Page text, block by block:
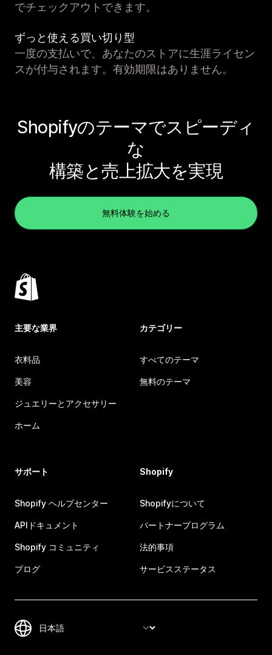
でチェックアウトできます。
ずっと使える買い切り型
一度の支払いで、あなたのストアに生涯ライセン
スが付与されます。有効期限はありません。
Shopifyのテーマでスピーディ
な
構築と売上拡大を実現
無料体験を始める
主要な業界
衣料品
美容
ジュエリーとアクセサリー
ホーム
カテゴリー
すべてのテーマ
無料のテーマ
サポート
Shopify ヘルプセンター
APIドキュメント
Shopify コミュニティ
ブログ
Shopify
Shopifyについて
パートナープログラム
法的事項
サービスステータス